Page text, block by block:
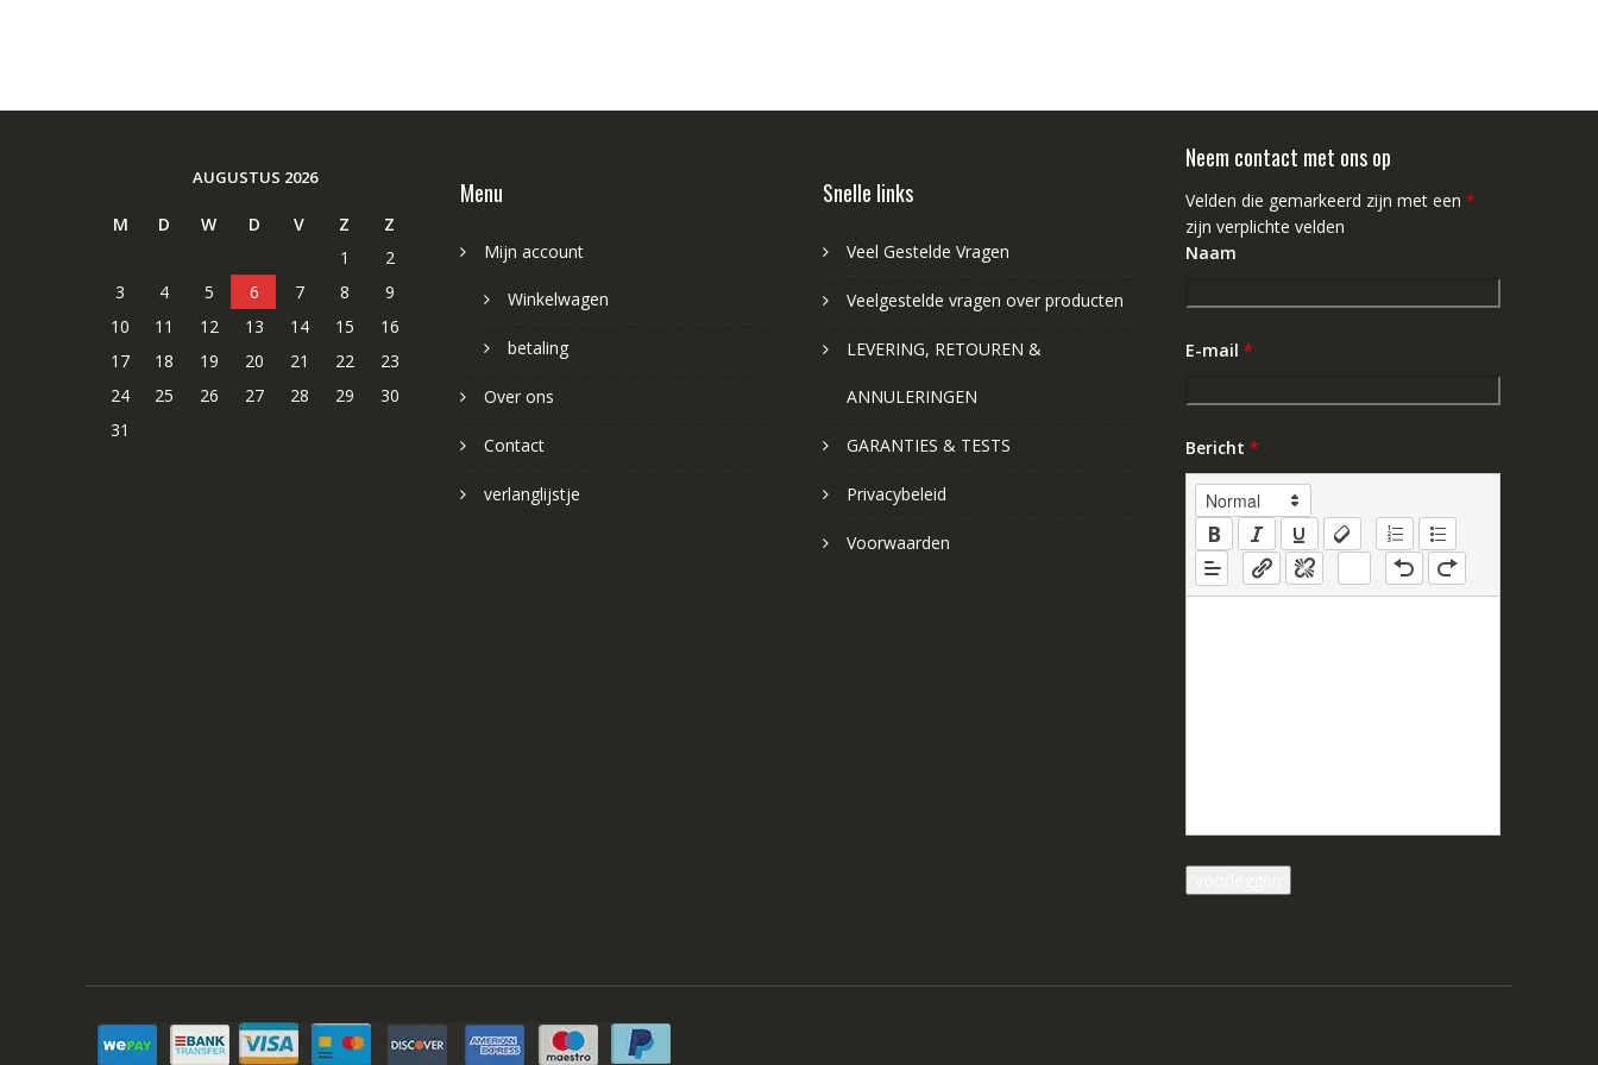
AUGUSTUS 2026
M D W D V Z
Z
1
2
3
4 5 6 7 8
9
10
11 12 13 14 15
16
17
18 19 20 21 22
23
24
25 26 27 28 29
30
31
Menu
Mijn account
Winkelwagen
betaling
Over ons
Contact
verlanglijstje
Snelle links
Veel Gestelde Vragen
Veelgestelde vragen over producten
LEVERING, RETOUREN &
ANNULERINGEN
GARANTIES & TESTS
Privacybeleid
Voorwaarden
Neem contact met ons op
Velden die gemarkeerd zijn met een *
zijn verplichte velden
Naam
E-mail *
Bericht *